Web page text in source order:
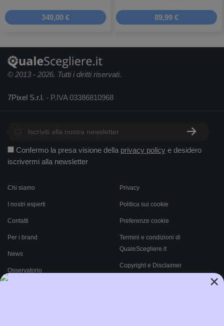
349,00 € 89,99 €
×
© 2013 - 2026. Tutti i diritti riservati.
7Pixel S.r.l. - P.IVA 03386810968
Confermo la presa visione della privacy policy e desidero
iscrivermi alla newsletter
Chi siamo
I nostri esperti
Contatti
Per i brand
News
Osservatorio
Privacy
Politica sui cookie
Preferenze cookie
Termini e condizioni di
QualeScegliere.it
Copyright e Disclaimer